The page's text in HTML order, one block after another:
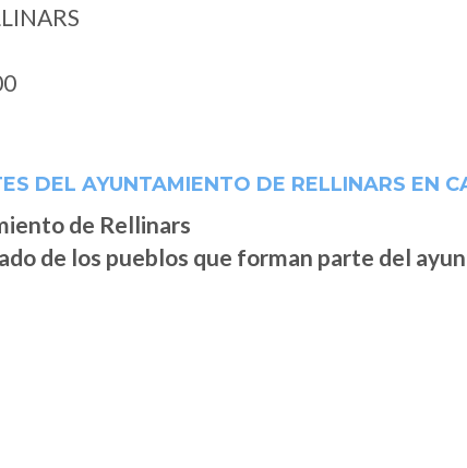
DEL AYUNTAMIENTO DE RELLINARS EN
de los pueblos que forman parte del